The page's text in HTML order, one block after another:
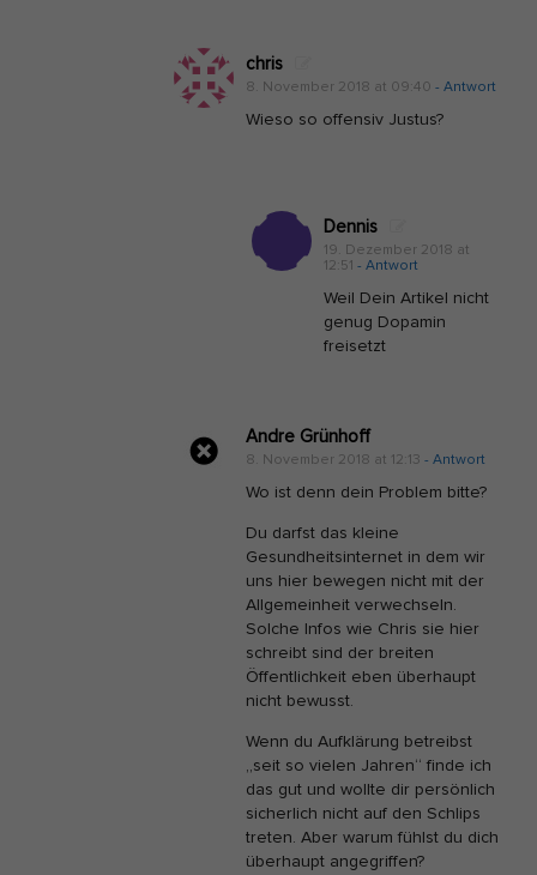
chris
8. November 2018 at 09:40 - Antwort
Wieso so offensiv Justus?
Dennis
19. Dezember 2018 at
12:51 - Antwort
Weil Dein Artikel nicht
genug Dopamin
freisetzt
Andre Grünhoff
8. November 2018 at 12:13 - Antwort
Wo ist denn dein Problem bitte?
Du darfst das kleine
Gesundheitsinternet in dem wir
uns hier bewegen nicht mit der
Allgemeinheit verwechseln.
Solche Infos wie Chris sie hier
schreibt sind der breiten
Öffentlichkeit eben überhaupt
nicht bewusst.
Wenn du Aufklärung betreibst
„seit so vielen Jahren“ finde ich
das gut und wollte dir persönlich
sicherlich nicht auf den Schlips
treten. Aber warum fühlst du dich
überhaupt angegriffen?